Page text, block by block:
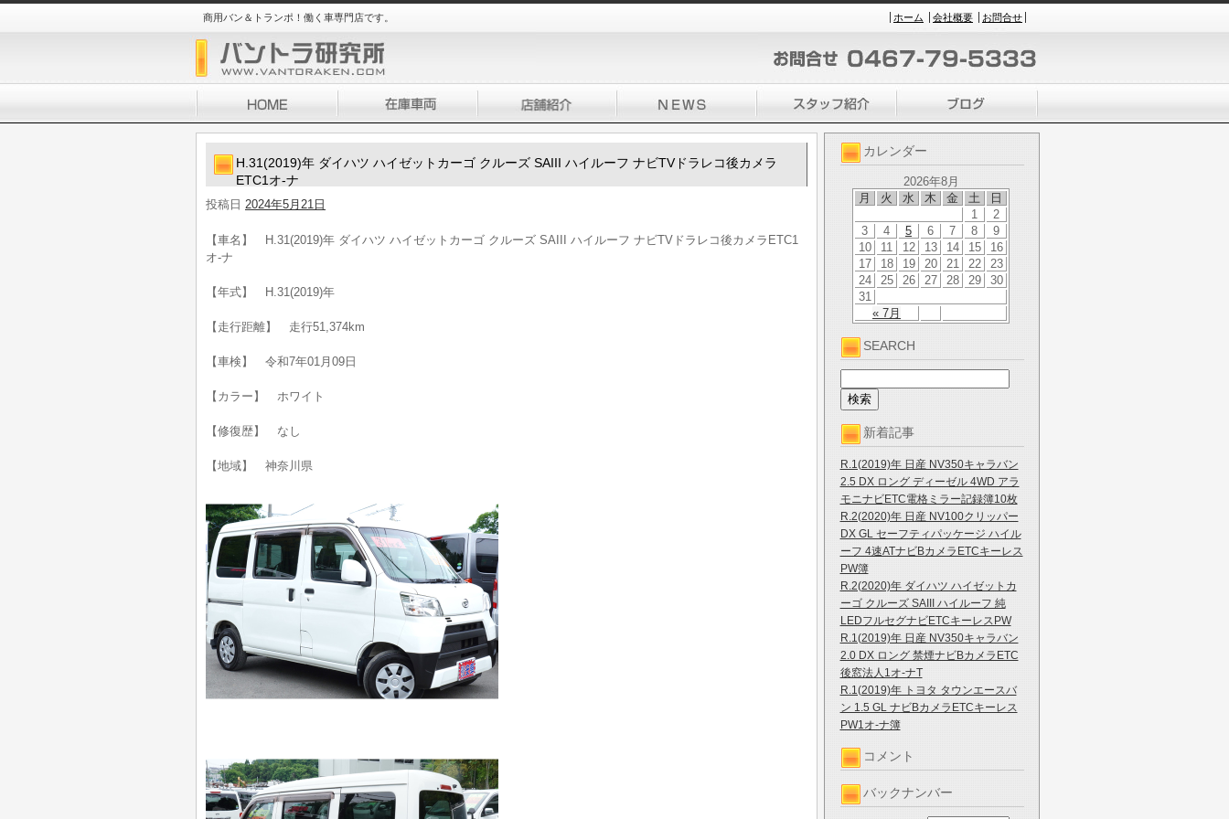
商用バン＆トランポ！働く車専門店です。 ホーム 会社概要 お問合せ
カレンダー
2026年8月
月
火 水 木 金 土 日
« 7月
1
2
3
4 5 6 7 8
9
10
11 12 13 14 15
16
17
18 19 20 21 22
23
24
25 26 27 28 29
30
31
SEARCH
新着記事
R.1(2019)年 日産 NV350キャラバン
2.5 DX ロング ディーゼル 4WD アラ
モニナビETC電格ミラー記録簿10枚
R.2(2020)年 日産 NV100クリッパー
DX GL セーフティパッケージ ハイル
ーフ 4速ATナビBカメラETCキーレス
PW簿
R.2(2020)年 ダイハツ ハイゼットカ
ーゴ クルーズ SAIII ハイルーフ 純
LEDフルセグナビETCキーレスPW
R.1(2019)年 日産 NV350キャラバン
2.0 DX ロング 禁煙ナビBカメラETC
後窓法人1オ-ナT
R.1(2019)年 トヨタ タウンエースバ
ン 1.5 GL ナビBカメラETCキーレス
PW1オ-ナ簿
コメント
バックナンバー
H.31(2019)年 ダイハツ ハイゼットカーゴ クルーズ SAIII ハイルーフ ナビTVドラレコ後カメラ
ETC1オ-ナ
投稿日 2024年5月21日
【車名】 H.31(2019)年 ダイハツ ハイゼットカーゴ クルーズ SAIII ハイルーフ ナビTVドラレコ後カメラETC1
オ-ナ
【年式】 H.31(2019)年
【走行距離】 走行51,374km
【車検】 令和7年01月09日
【カラー】 ホワイト
【修復歴】 なし
【地域】 神奈川県